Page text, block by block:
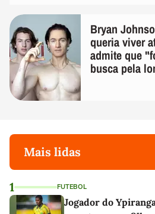
Bryan
queria viver
admite que
busca pela
Mais lidas
1 FUTEBOL
Jogador do